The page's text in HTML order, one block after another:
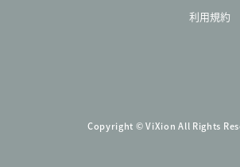
利用規約
Copyright © ViXion All Rights